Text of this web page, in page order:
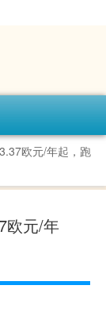
欧元/年起，跑
欧元/年